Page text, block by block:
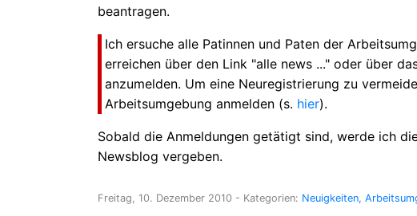
beantragen.
Ich ersuche alle Patinnen und Paten der
erreichen über den Link "alle news ..." oder über
anzumelden. Um eine Neuregistrierung zu
Arbeitsumgebung anmelden (s. hier).
Sobald die Anmeldungen getätigt sind, werde ich
Newsblog vergeben.
Freitag, 10. Dezember 2010 - Kategorien: Neuigkeiten